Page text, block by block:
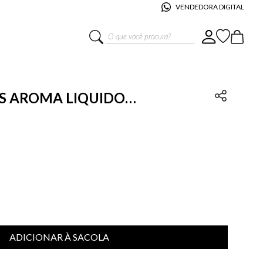
VENDEDORA DIGITAL
O que você procura?
AROMA LIQUIDO
ADICIONAR À SACOLA